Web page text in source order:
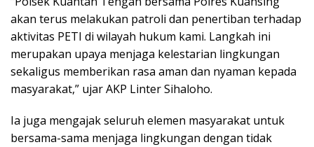
akan terus melakukan patroli dan penertiban terhadap
aktivitas PETI di wilayah hukum kami. Langkah ini
merupakan upaya menjaga kelestarian lingkungan
sekaligus memberikan rasa aman dan nyaman kepada
masyarakat,” ujar AKP Linter Sihaloho.
Ia juga mengajak seluruh elemen masyarakat untuk
bersama-sama menjaga lingkungan dengan tidak